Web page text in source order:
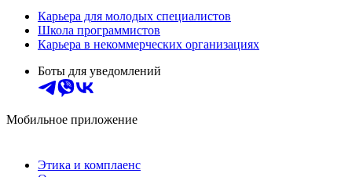
Карьера для молодых специалистов
Школа программистов
Карьера в некоммерческих организациях
Боты для уведомлений
Мобильное приложение
Этика и комплаенс